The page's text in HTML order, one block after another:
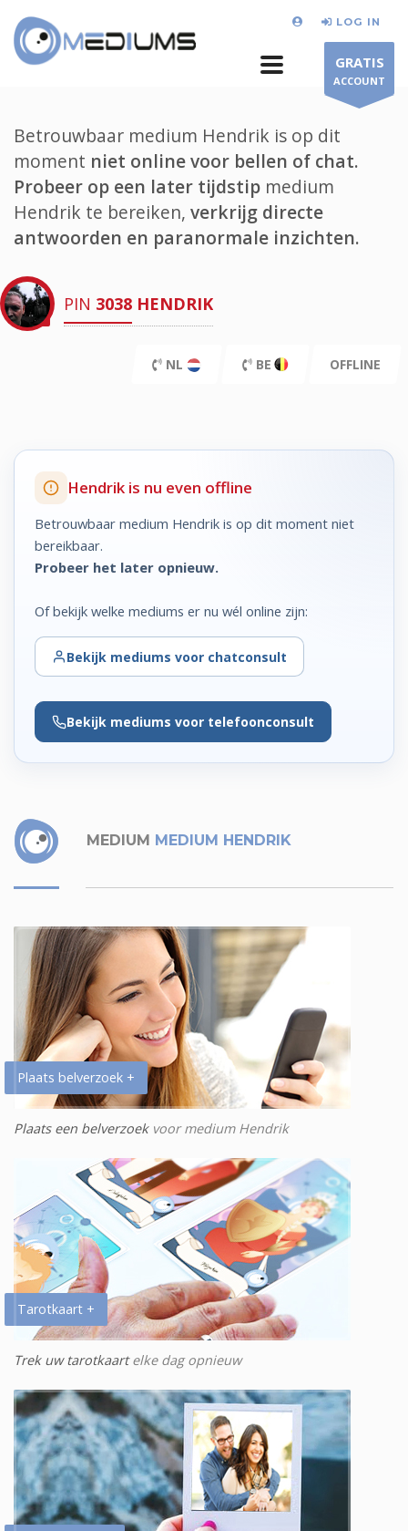
LOG IN
GRATIS
ACCOUNT
Betrouwbaar medium Hendrik is op dit
moment niet online voor bellen of chat.
Probeer op een later tijdstip medium
Hendrik te bereiken, verkrijg directe
antwoorden en paranormale inzichten.
PIN 3038 HENDRIK
NL BE OFFLINE
Hendrik is nu even offline
Betrouwbaar medium Hendrik is op dit moment niet
bereikbaar.
Probeer het later opnieuw.
Of bekijk welke mediums er nu wél online zijn:
Bekijk mediums voor chatconsult
Bekijk mediums voor telefoonconsult
MEDIUM MEDIUM HENDRIK
Plaats belverzoek +
Plaats een belverzoekvoor medium Hendrik
Tarotkaart +
Trek uw tarotkaartelke dag opnieuw